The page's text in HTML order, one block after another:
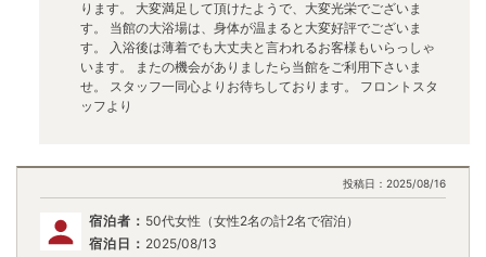
ります。 大変満足して頂けたようで、大変光栄でございま
す。 当館の大浴場は、身体が温まると大変好評でございま
す。 入浴後は薄着でも大丈夫と言われるお客様もいらっしゃ
います。 またの機会がありましたら当館をご利用下さいま
せ。 スタッフ一同心よりお待ちしております。 フロントスタ
ッフより
投稿日： 2025/08/16
宿泊者： 50代女性（女性2名の計2名で宿泊）
宿泊日： 2025/08/13